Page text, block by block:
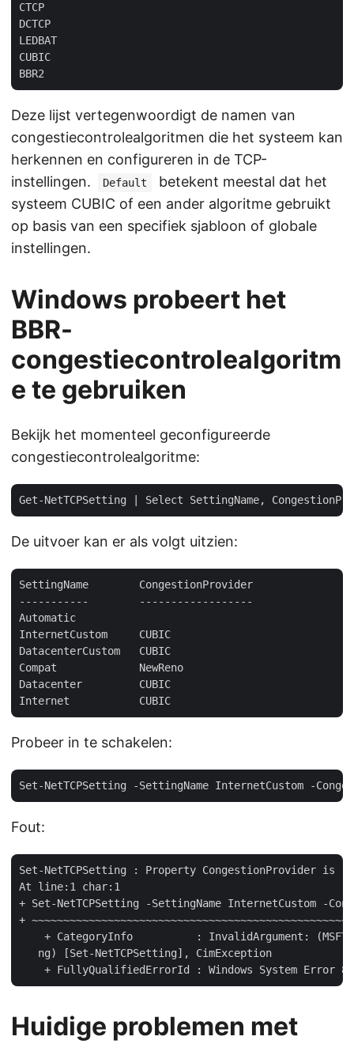
CTCP
DCTCP
LEDBAT
CUBIC
Deze lijst vertegenwoordigt de namen van
congestiecontrolealgoritmen die het systeem kan
herkennen en configureren in de TCP-
instellingen.
Default
betekent meestal dat het
systeem CUBIC of een ander algoritme gebruikt
op basis van een specifiek sjabloon of globale
instellingen.
Windows probeert het
BBR-
congestiecontrolealgoritm
e te gebruiken
Bekijk het momenteel geconfigureerde
congestiecontrolealgoritme:
De uitvoer kan er als volgt uitzien:
SettingName        CongestionProvider
-----------        ------------------
Automatic
InternetCustom     CUBIC
DatacenterCustom   CUBIC
Compat             NewReno
Datacenter         CUBIC
Probeer in te schakelen:
Fout:
Set-NetTCPSetting : Property CongestionProvider is
At line:1 char:1
+ Set-NetTCPSetting -SettingName InternetCustom -
+
+ CategoryInfo          : InvalidArgument:
   ng) [Set-NetTCPSetting], CimException
Huidige problemen met